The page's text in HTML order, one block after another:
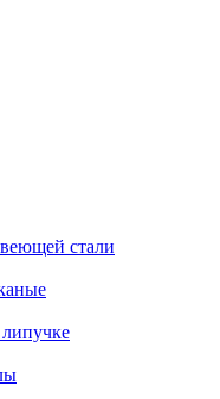
стали